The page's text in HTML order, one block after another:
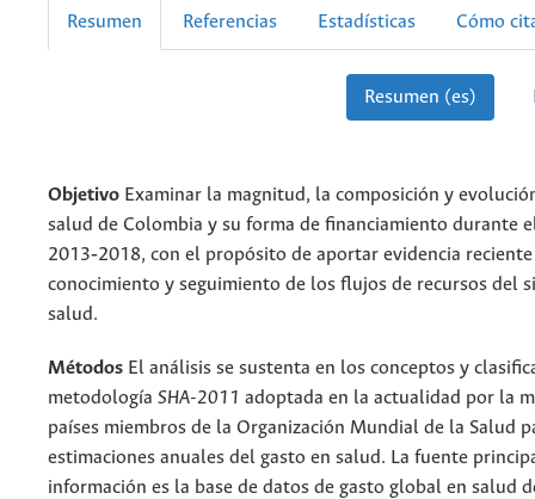
Resumen Referencias Estadísticas Cómo
Resumen (es)
Objetivo Examinar la magnitud, la composición y
salud de Colombia y su forma de financiamiento durante
2013‑2018, con el propósito de aportar evidencia
conocimiento y seguimiento de los flujos de recursos del
salud.
Métodos El análisis se sustenta en los conceptos y
metodología SHA-2011 adoptada en la actualidad por la
países miembros de la Organización Mundial de la Salud
estimaciones anuales del gasto en salud. La fuente
información es la base de datos de gasto global en salud